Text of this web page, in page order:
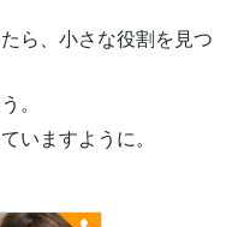
ら、小さな役割を見つ
。
いますように。